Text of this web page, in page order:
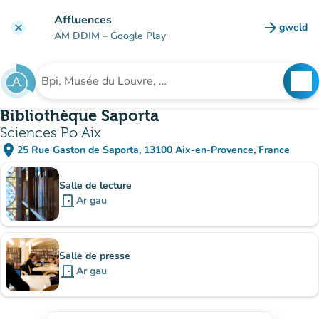
clear Affluences
AM DDIM – Google Play arrow_forward gweld
(tab
Chwilio am sefydliad
Bibliothèque Saporta
Sciences Po Aix
place 25 Rue Gaston de Saporta, 13100 Aix-en-Provence, France
(agor yn Google Maps)
(tab newydd)
Is-sefydliadau
Salle de lecture
door_front Ar gau
Salle de presse
door_front Ar gau